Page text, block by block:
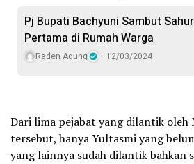
Pj Bupati Bachyuni Sambut Sahur
Pertama di Rumah Warga
Raden Agung 12/03/2024
Dari lima pejabat yang dilantik oleh
tersebut, hanya Yultasmi yang
yang lainnya sudah dilantik bahkan